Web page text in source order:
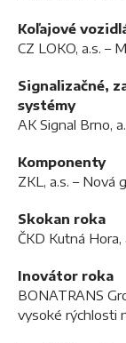
Koľajové
CZ LOKO, a.s. –
Signalizačné,
systémy
AK Signal Brno,
Komponenty
ZKL, a.s. – Nová
Skokan roka
ČKD Kutná Hora,
Inovátor roka
BONATRANS
vysoké rýchlosti